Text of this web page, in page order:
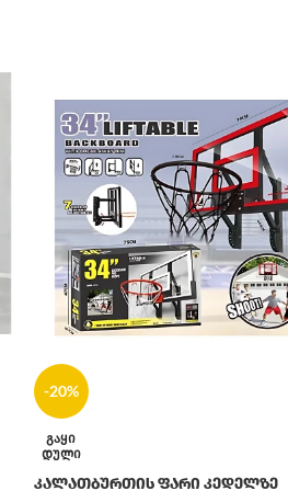
-20%
ᲒᲐᲧᲘ
ᲓᲣᲚᲘ
კალათბურთის ფარი კედელზე